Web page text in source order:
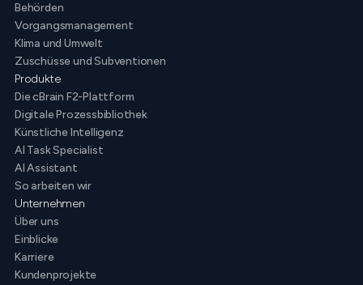
Behörden
Vorgangsmanagement
Klima und Umwelt
Zuschüsse und Subventionen
Produkte
Die cBrain F2-Plattform
Digitale Prozessbibliothek
Künstliche Intelligenz
AI Task Specialist
AI Assistant
So arbeiten wir
Unternehmen
Über uns
Einblicke
Karriere
Kundenprojekte